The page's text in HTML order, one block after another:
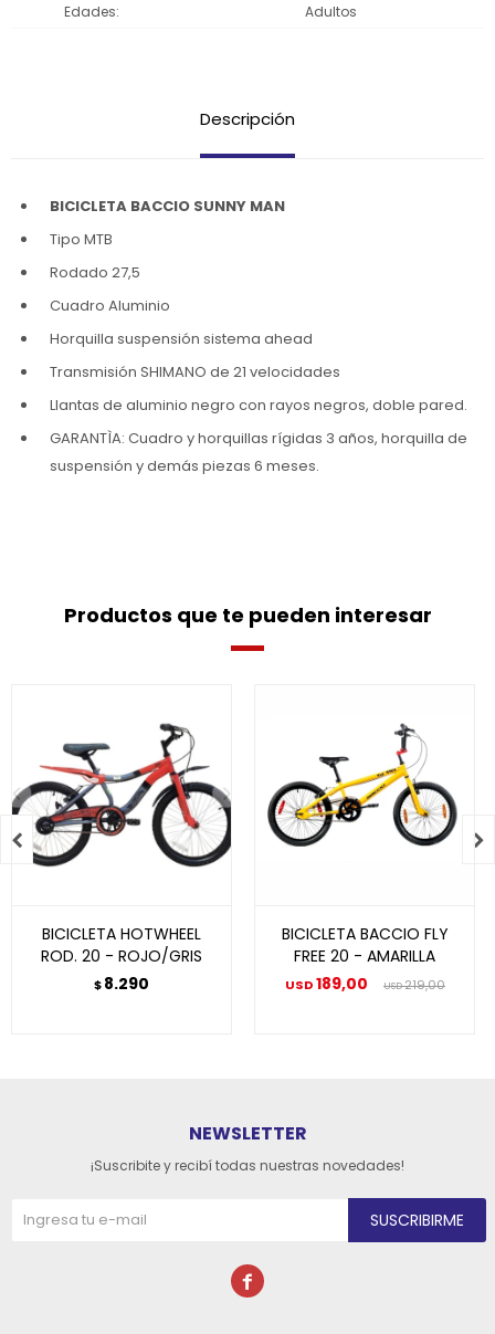
Edades
Adultos
Descripción
BICICLETA BACCIO SUNNY MAN
Tipo MTB
Rodado 27,5
Cuadro Aluminio
Horquilla suspensión sistema ahead
Transmisión SHIMANO de 21 velocidades
Llantas de aluminio negro con rayos negros, doble pared.
GARANTÌA: Cuadro y horquillas rígidas 3 años, horquilla de
suspensión y demás piezas 6 meses.
Productos que te pueden interesar
BICICLETA HOTWHEEL
ROD. 20 - ROJO/GRIS
$8.290
BICICLETA BACCIO FLY
FREE 20 - AMARILLA
USD189,00 USD219,00
 
NEWSLETTER
¡Suscribite y recibí todas nuestras novedades!
SUSCRIBIRME
